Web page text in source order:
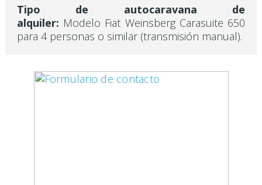
Tipo de autocaravana de
alquiler: Modelo Fiat Weinsberg Carasuite 650
para 4 personas o similar (transmisión manual).